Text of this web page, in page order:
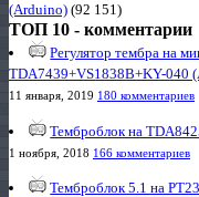
(Arduino) (92 151)
ТОП 10 - комментарии
Регулятор тембра на
TDA7439+VS1838B+KY-040
11 января, 2019 180 комментариев
Темброблок на
1 ноября, 2018 166 комментариев
Темброблок 5.1 на